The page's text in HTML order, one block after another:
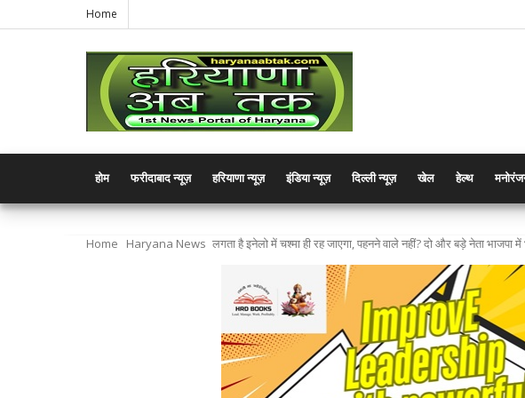
Home
होम फरीदाबाद न्यूज़ हरियाणा न्यूज़ इंडिया न्यूज़ दिल्ली न्यूज़ खेल हेल्थ
Home Haryana News लगता है इनेलो में चश्मा ही रह जाएगा, पहनने वाले नहीं? दो और बड़े नेता भाजपा में